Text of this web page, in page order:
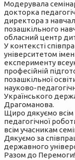
Модерувала
докторка
директора з
позашкільного
обласний центр
У контексті
університетом
експерименту
професійній
позашкільної
науково-
Українського
Драгоманова.
Щиро дякуємо всім
педагогічної
всім учасникам
Дякуємо за
державного
Разом до Перемоги!